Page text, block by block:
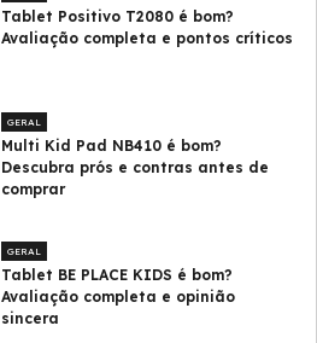
Tablet Positivo T2080 é bom?
Avaliação completa e pontos críticos
GERAL
Multi Kid Pad NB410 é bom?
Descubra prós e contras antes de
comprar
GERAL
Tablet BE PLACE KIDS é bom?
Avaliação completa e opinião
sincera